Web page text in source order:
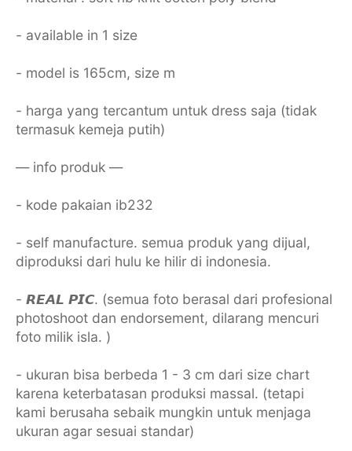
- available in 1 size
- model is 165cm, size m
- harga yang tercantum untuk dress saja (tidak
termasuk kemeja putih)
— info produk —
- kode pakaian ib232
- self manufacture. semua produk yang dijual,
diproduksi dari hulu ke hilir di indonesia.
- 𝙍𝙀𝘼𝙇 𝙋𝙄𝘾. (semua foto berasal dari profesional
photoshoot dan endorsement, dilarang mencuri
foto milik isla. )
- ukuran bisa berbeda 1 - 3 cm dari size chart
karena keterbatasan produksi massal. (tetapi
kami berusaha sebaik mungkin untuk menjaga
ukuran agar sesuai standar)